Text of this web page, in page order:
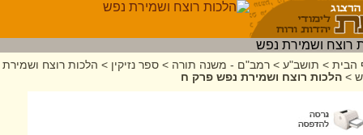
הבית > תושב"ע > רמב"ם - משנה תורה > ספר נזיקין > הלכות רוצח ושמירת
> הלכות רוצח ושמירת נפש פרק ח